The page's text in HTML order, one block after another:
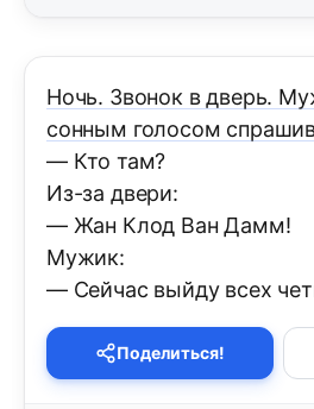
Ночь. Звонок в дверь.
сонным голосом
— Кто там?
Из-за двери:
— Жан Клод Ван Дамм!
Мужик:
— Сейчас выйду всех
Поделиться!